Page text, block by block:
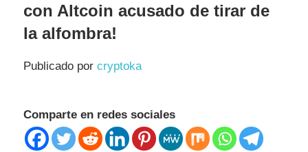
con Altcoin acusado de tirar de
la alfombra!
Publicado por cryptoka
Comparte en redes sociales